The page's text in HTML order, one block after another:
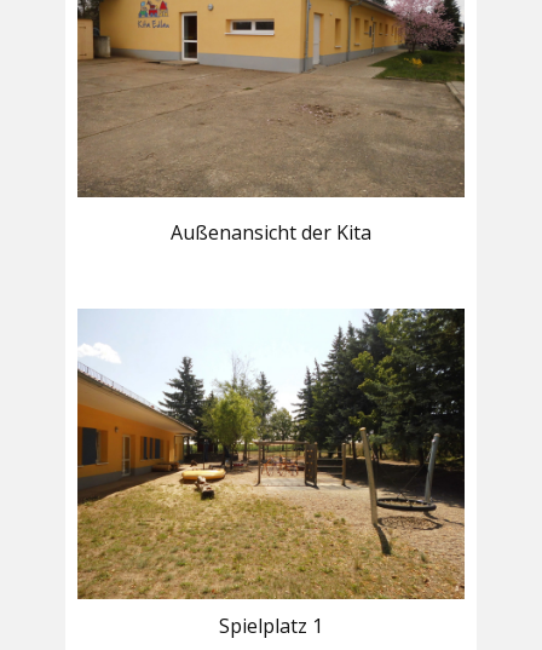
Außenansicht der Kita
Spielplatz 1